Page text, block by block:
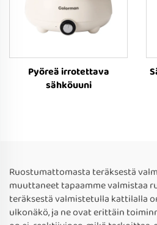
Pyöreä irrotettava
sähköuuni
Ruostumattomasta teräksestä
muuttaneet tapaamme valmistaa
teräksestä valmistetulla kattilalla
ulkonäkö, ja ne ovat erittäin